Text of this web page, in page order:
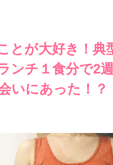
とが大好き！典
ンチ１食分で2
いにあった！？